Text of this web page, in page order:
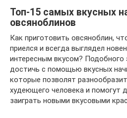
Топ-15 самых вкусных
овсяноблинов
Как приготовить овсяноблин,
приелся и всегда выглядел
интересным вкусом?
достичь с помощью вкусных
которые позволят
худеющего человека и помогут
заиграть новыми вкусовыми